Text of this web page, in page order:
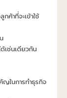
ค้าที่จะเข้าใช้
เช่นเดียวกัน
ในการทำธุรกิจ